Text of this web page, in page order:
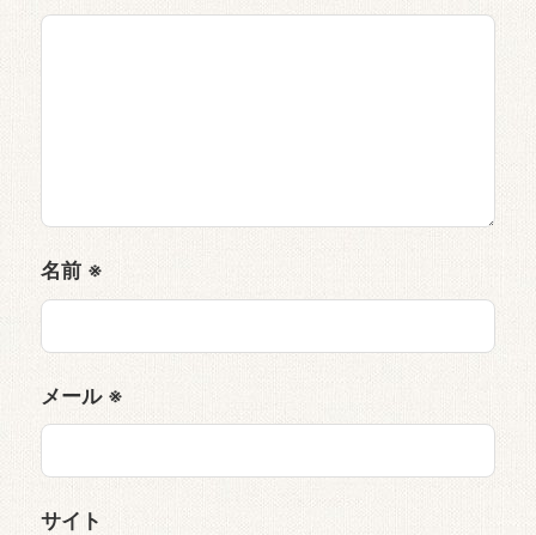
名前 ※
メール ※
サイト